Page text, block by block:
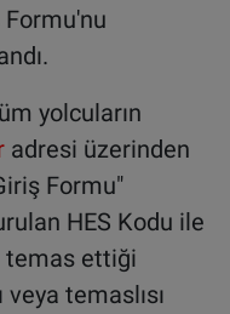
yolcuların
adresi üzerinden
Formu"
HES Kodu ile
temas ettiği
temaslısı